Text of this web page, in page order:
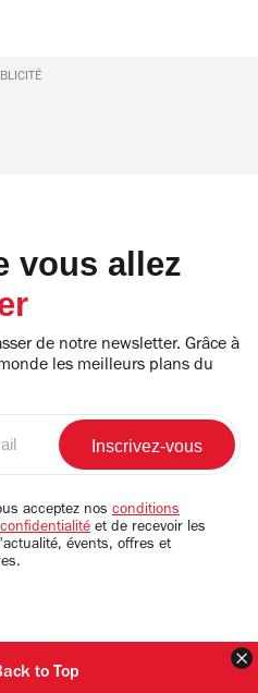
vous allez
de notre newsletter. Grâce à
les meilleurs plans du
acceptez nos conditions
et de recevoir les
évents, offres et
to Top